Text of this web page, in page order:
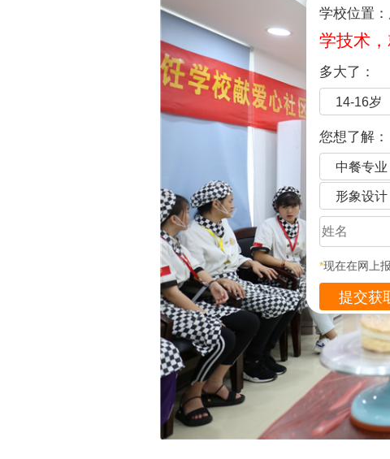
学校位置
学技术
多大了：
14-16岁
您想了解：
中餐专业
形象设计
*现在在网上